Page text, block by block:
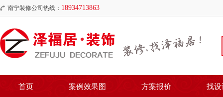
南宁装修公司热线： 18934713863
首页 案例效果图 方案报价 找设